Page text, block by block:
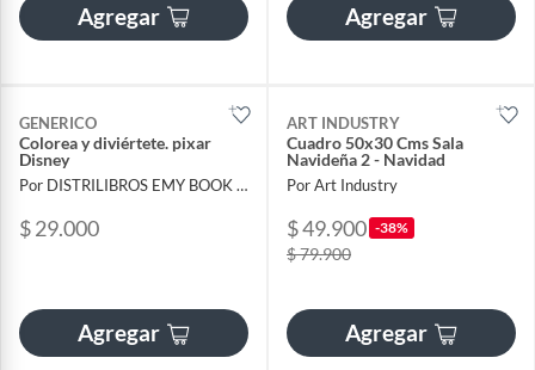
Agregar Agregar
GENERICO
Colorea y diviértete. pixar
Disney
Por DISTRILIBROS EMY BOOK SAS
$ 29.000
Agregar
ART INDUSTRY
Cuadro 50x30 Cms Sala
Navideña 2 - Navidad
Por Art Industry
$ 49.900 -38%
$ 79.900
Agregar